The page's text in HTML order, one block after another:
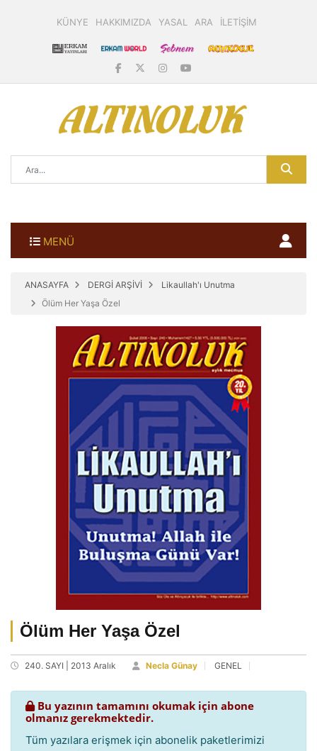
KÜNYE HAKKIMIZDA YASAL ARA İLETİŞİM
MENÜ
ANASAYFA DERGİ ARŞİVİ
Likaullah'ı Unutma
Ölüm Her Yaşa Özel
Ölüm Her Yaşa Özel
240. SAYI | 2013 Aralık Necla Günay GENEL
Bu yazının tamamını okumak için abone
olmanız gerekmektedir.
Tüm yazılara erişmek için abonelik paketlerimizi